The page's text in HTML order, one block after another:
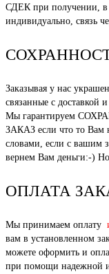
СДЕК при получении, в
индивидуально, связь
Заказывая у нас
связанные с доставкой
Мы гарантируем
ЗАКАЗ если что то Вам
словами, если с вашим
вернем Вам деньги:-)
ОПЛАТА
Мы принимаем оплату
вам в установленном
можете оформить и
при помощи надежной